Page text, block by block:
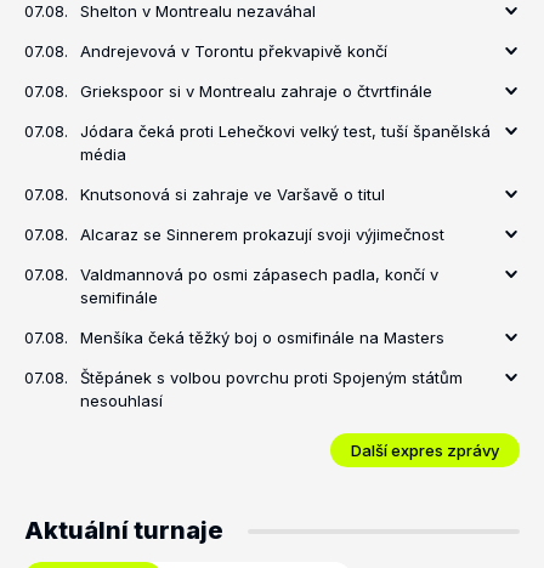
07.08. Shelton v Montrealu nezaváhal
07.08. Andrejevová v Torontu překvapivě končí
07.08. Griekspoor si v Montrealu zahraje o čtvrtfinále
07.08.
Jódara čeká proti Lehečkovi velký test, tuší španělská
média
07.08. Knutsonová si zahraje ve Varšavě o titul
07.08. Alcaraz se Sinnerem prokazují svoji výjimečnost
07.08.
Valdmannová po osmi zápasech padla, končí v
semifinále
07.08. Menšíka čeká těžký boj o osmifinále na Masters
07.08.
Štěpánek s volbou povrchu proti Spojeným státům
nesouhlasí
Další expres zprávy
Aktuální turnaje